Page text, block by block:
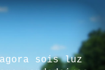
sois luz